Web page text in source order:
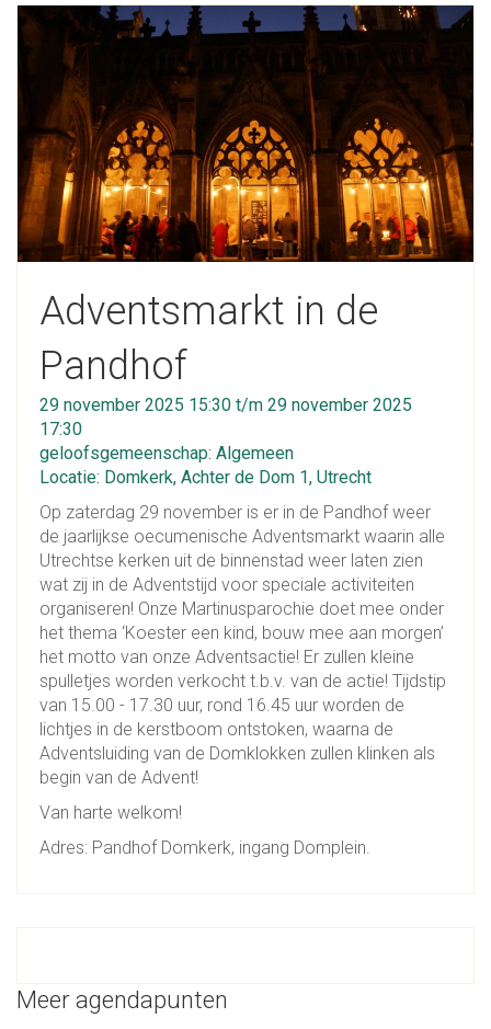
Adventsmarkt in de
Pandhof
29 november 2025 15:30 t/m 29 november 2025
17:30
geloofsgemeenschap: Algemeen
Locatie: Domkerk, Achter de Dom 1, Utrecht
Op zaterdag 29 november is er in de Pandhof weer
de jaarlijkse oecumenische Adventsmarkt waarin alle
Utrechtse kerken uit de binnenstad weer laten zien
wat zij in de Adventstijd voor speciale activiteiten
organiseren! Onze Martinusparochie doet mee onder
het thema ‘Koester een kind, bouw mee aan morgen’
het motto van onze Adventsactie! Er zullen kleine
spulletjes worden verkocht t.b.v. van de actie! Tijdstip
van 15.00 - 17.30 uur, rond 16.45 uur worden de
lichtjes in de kerstboom ontstoken, waarna de
Adventsluiding van de Domklokken zullen klinken als
begin van de Advent!
Van harte welkom!
Adres: Pandhof Domkerk, ingang Domplein.
Meer agendapunten